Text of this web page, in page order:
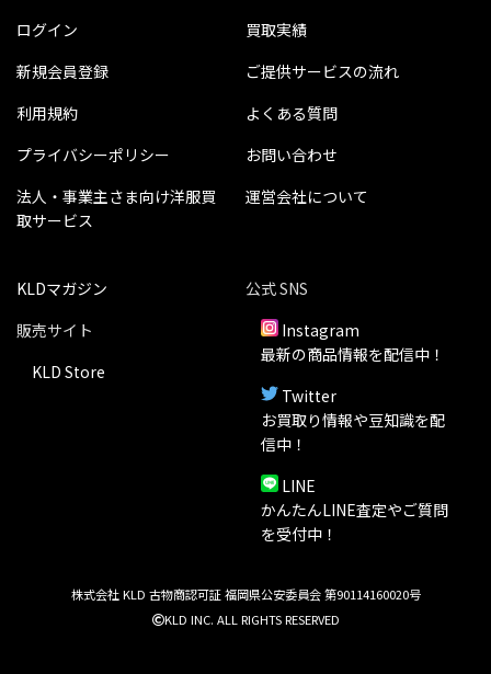
ログイン
新規会員登録
利用規約
プライバシーポリシー
法人・事業主さま向け洋服買
取サービス
買取実績
ご提供サービスの流れ
よくある質問
お問い合わせ
運営会社について
KLDマガジン
販売サイト
KLD Store
公式 SNS
Instagram
最新の商品情報を配信中！
Twitter
お買取り情報や豆知識を配
信中！
LINE
かんたんLINE査定やご質問
を受付中！
株式会社 KLD 古物商認可証 福岡県公安委員会 第90114160020号
KLD INC. ALL RIGHTS RESERVED